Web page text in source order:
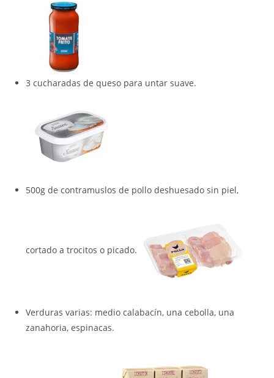
3 cucharadas de queso para untar suave.
500g de contramuslos de pollo deshuesado sin piel,
cortado a trocitos o picado.
Verduras varias: medio calabacín, una cebolla, una
zanahoria, espinacas.